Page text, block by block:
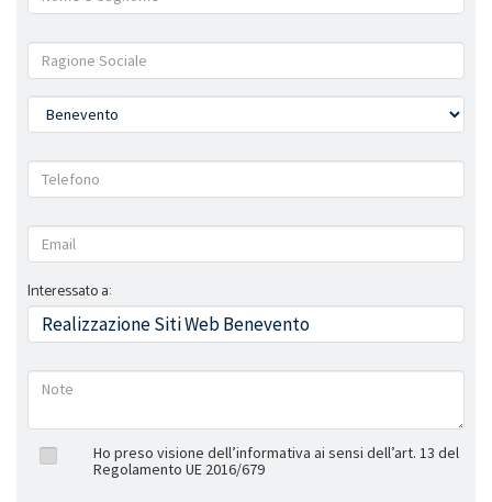
Interessato a:
Ho preso visione dell’informativa ai sensi dell’art. 13 del
Regolamento UE 2016/679